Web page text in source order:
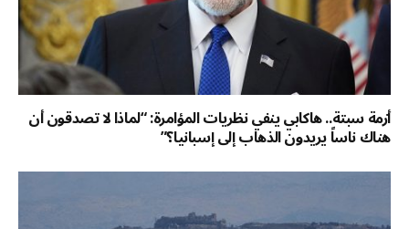
أزمة سبتة.. هاكابي ينفي نظريات المؤامرة: “لماذا لا تصدقون أن
هناك ناساً يريدون الذهاب إلى إسبانيا؟”